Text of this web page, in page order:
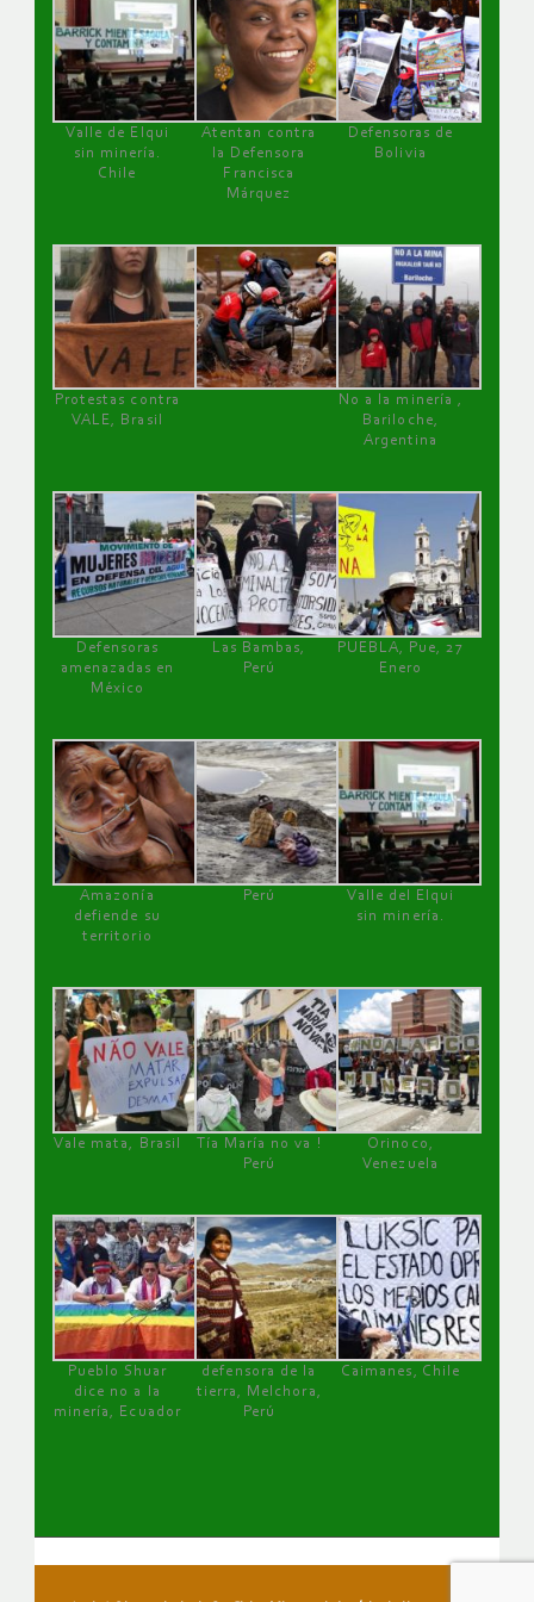
Valle de Elqui
sin minería.
Chile
Atentan contra
la Defensora
Francisca
Márquez
Defensoras de
Bolivia
Protestas contra
VALE, Brasil
No a la minería ,
Bariloche,
Argentina
Defensoras
amenazadas en
México
Las Bambas,
Perú
PUEBLA, Pue, 27
Enero
Amazonía
defiende su
territorio
Perú
Valle del Elqui
sin minería.
Vale mata, Brasil
Tía María no va !
Perú
Orinoco,
Venezuela
Pueblo Shuar
dice no a la
minería, Ecuador
defensora de la
tierra, Melchora,
Perú
Caimanes, Chile